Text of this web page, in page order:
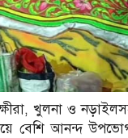
খুলনা ও
বেশি আনন্দ